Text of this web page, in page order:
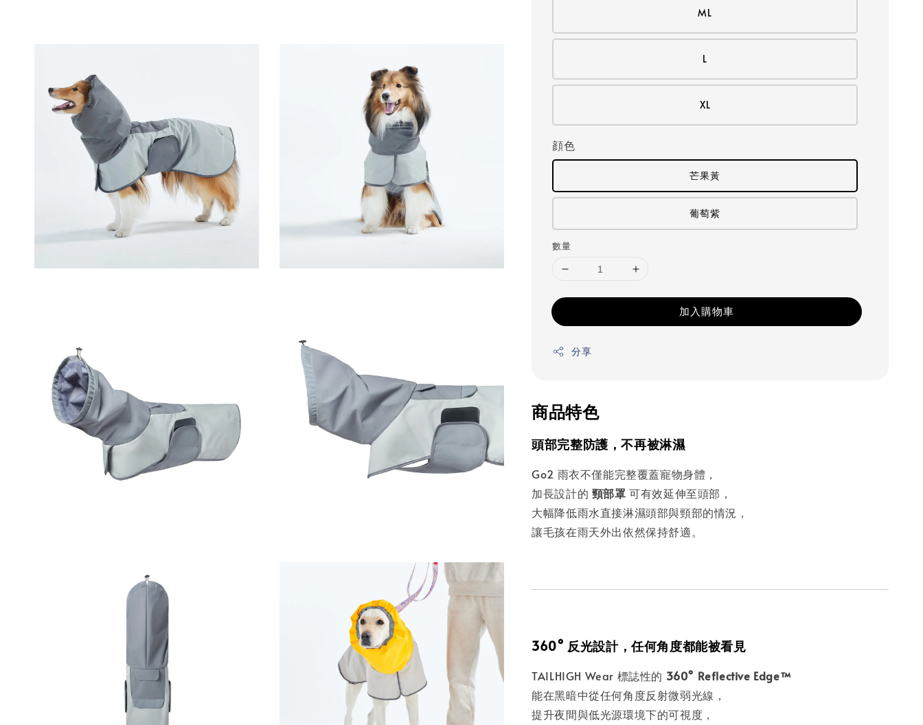
ML
L
XL
顔色
芒果黃
葡萄紫
數量
加入購物車
分享
商品特色
頭部完整防護，不再被淋濕
Go2 雨衣不僅能完整覆蓋寵物身體，
加長設計的 頸部罩 可有效延伸至頭部，
大幅降低雨水直接淋濕頭部與頸部的情況，
讓毛孩在雨天外出依然保持舒適。
360° 反光設計，任何角度都能被看見
TAILHIGH Wear 標誌性的 360° Reflective Edge™
能在黑暗中從任何角度反射微弱光線，
提升夜間與低光源環境下的可視度，